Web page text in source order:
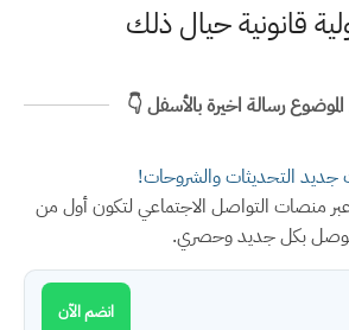
قانونية حيال ذلك
رسالة اخيرة بالأسفل 👇
جديد التحديثات والشروحات!
عبر منصات التواصل الاجتماعي لتكون أول من
بكل جديد وحصري.
انضم الآن